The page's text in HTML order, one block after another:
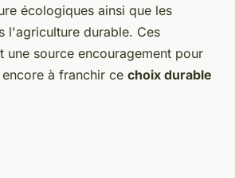
écologiques ainsi que les
l'agriculture durable. Ces
une source encouragement pour
à franchir ce choix durable